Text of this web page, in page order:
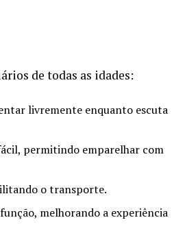
de todas as idades:
livremente enquanto escuta
permitindo emparelhar com
o transporte.
melhorando a experiência